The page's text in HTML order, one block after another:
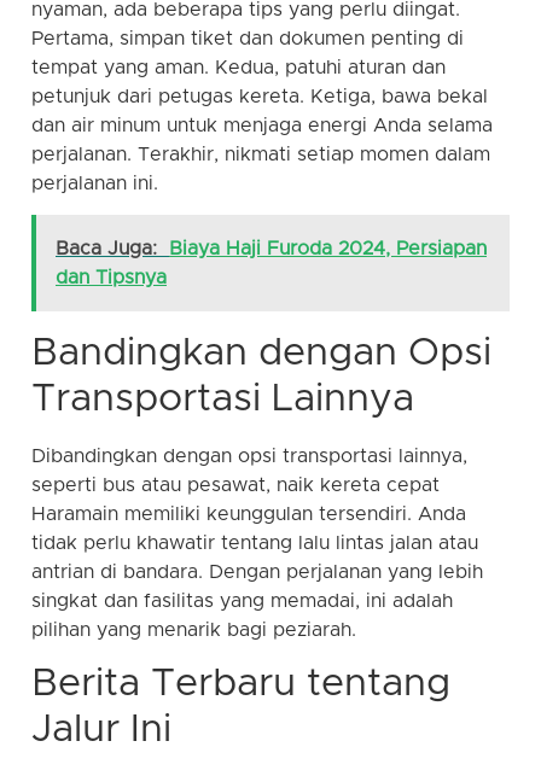
nyaman, ada beberapa tips yang perlu diingat.
Pertama, simpan tiket dan dokumen penting di
tempat yang aman. Kedua, patuhi aturan dan
petunjuk dari petugas kereta. Ketiga, bawa bekal
dan air minum untuk menjaga energi Anda selama
perjalanan. Terakhir, nikmati setiap momen dalam
perjalanan ini.
Baca Juga:
Biaya Haji Furoda 2024, Persiapan
dan Tipsnya
Bandingkan dengan Opsi
Transportasi Lainnya
Dibandingkan dengan opsi transportasi lainnya,
seperti bus atau pesawat, naik kereta cepat
Haramain memiliki keunggulan tersendiri. Anda
tidak perlu khawatir tentang lalu lintas jalan atau
antrian di bandara. Dengan perjalanan yang lebih
singkat dan fasilitas yang memadai, ini adalah
pilihan yang menarik bagi peziarah.
Berita Terbaru tentang
Jalur Ini